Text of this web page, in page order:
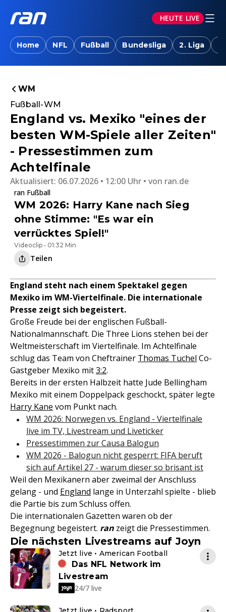
HEUTE LIVE
Home NFL Fußball Bundesliga 2. Liga
WM
Fußball-WM
England vs. Mexiko "eines der
besten WM-Spiele aller Zeiten"
- Pressestimmen zum
Achtelfinale
Aktualisiert: 06.07.2026 • 12:00 Uhr von ran.de
ran Fußball
WM 2026: Harry Kane nach Sieg
ohne Stimme: "Es war ein
verrücktes Spiel!"
Videoclip • 01:32 Min
Teilen
England steht nach einem Spektakel gegen
Mexiko im WM-Viertelfinale. Die internationale
Presse zeigt sich begeistert.
Große Freude bei der englischen Fußball-
Nationalmannschaft. Die Three Lions stehen bei der
Weltmeisterschaft im Viertelfinale. Im Achtelfinale
schlug das Team von Cheftrainer Thomas Tuchel Co-
Gastgeber Mexiko mit3:2.
Bereits in der ersten Halbzeit hatte Jude Bellingham
Mexiko mit einem Doppelpack geschockt, später legte
Harry Kane vom Punkt nach.
WM 2026: Norwegen vs. England - Viertelfinale
live im TV, Livestream und Liveticker
Pressestimmen zur Causa Balogun
WM 2026 - Balogun nicht gesperrt: FIFA beruft
sich auf Artikel 27 - warum dieser so brisant ist
Weil den Mexikanern aber zweimal der Anschluss
gelang - und England lange in Unterzahl spielte - blieb
die Partie bis zum Schluss offen.
Die internationalen Gazetten waren ob der
Begegnung begeistert. ran zeigt die Pressestimmen.
Die nächsten Livestreams auf Joyn
Jetzt live • American Football
Das NFL Network im
Livestream
24/7 live